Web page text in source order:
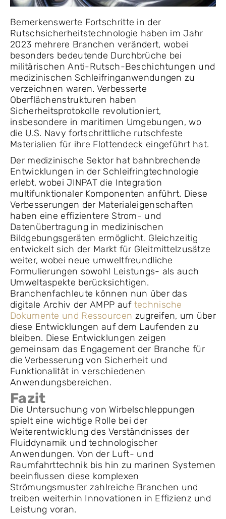
Bemerkenswerte Fortschritte in der
Rutschsicherheitstechnologie haben im Jahr
2023 mehrere Branchen verändert, wobei
besonders bedeutende Durchbrüche bei
militärischen Anti-Rutsch-Beschichtungen und
medizinischen Schleifringanwendungen zu
verzeichnen waren. Verbesserte
Oberflächenstrukturen haben
Sicherheitsprotokolle revolutioniert,
insbesondere in maritimen Umgebungen, wo
die U.S. Navy fortschrittliche rutschfeste
Materialien für ihre Flottendeck eingeführt hat.
Der medizinische Sektor hat bahnbrechende
Entwicklungen in der Schleifringtechnologie
erlebt, wobei JINPAT die Integration
multifunktionaler Komponenten anführt. Diese
Verbesserungen der Materialeigenschaften
haben eine effizientere Strom- und
Datenübertragung in medizinischen
Bildgebungsgeräten ermöglicht. Gleichzeitig
entwickelt sich der Markt für Gleitmittelzusätze
weiter, wobei neue umweltfreundliche
Formulierungen sowohl Leistungs- als auch
Umweltaspekte berücksichtigen.
Branchenfachleute können nun über das
digitale Archiv der AMPP auf technische
Dokumente und Ressourcen zugreifen, um über
diese Entwicklungen auf dem Laufenden zu
bleiben. Diese Entwicklungen zeigen
gemeinsam das Engagement der Branche für
die Verbesserung von Sicherheit und
Funktionalität in verschiedenen
Anwendungsbereichen.
Fazit
Die Untersuchung von Wirbelschleppungen
spielt eine wichtige Rolle bei der
Weiterentwicklung des Verständnisses der
Fluiddynamik und technologischer
Anwendungen. Von der Luft- und
Raumfahrttechnik bis hin zu marinen Systemen
beeinflussen diese komplexen
Strömungsmuster zahlreiche Branchen und
treiben weiterhin Innovationen in Effizienz und
Leistung voran.